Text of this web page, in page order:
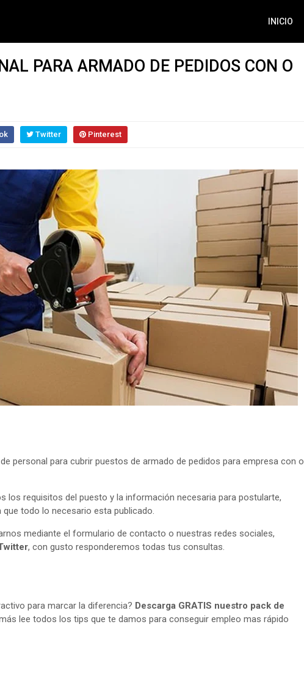
INICIO
PARA ARMADO DE PEDIDOS CON O
Twitter Pinterest
personal para cubrir puestos de armado de pedidos para empresa con o
los requisitos del puesto y la información necesaria para postularte,
todo lo necesario esta publicado.
mediante el formulario de contacto o nuestras redes sociales,
, con gusto responderemos todas tus consultas.
para marcar la diferencia? Descarga GRATIS nuestro pack de
lee todos los tips que te damos para conseguir empleo mas rápido